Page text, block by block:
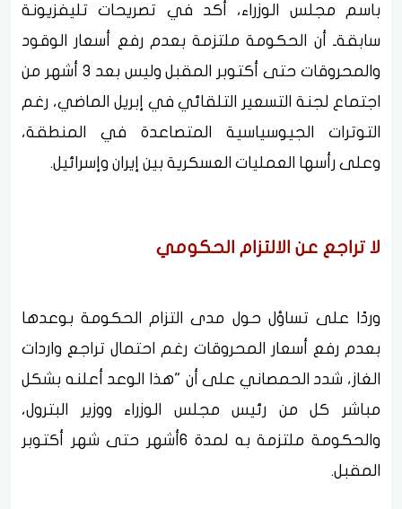
باسم مجلس الوزراء، أكد في تصريحات تليفزيونة
سابقةـ أن الحكومة ملتزمة بعدم رفع أسعار الوقود
والمحروقات حتى أكتوبر المقبل وليس بعد 3 أشهر من
اجتماع لجنة التسعير التلقائي في إبريل الماضي، رغم
التوترات الجيوسياسية المتصاعدة في المنطقة،
وعلى رأسها العمليات العسكرية بين إيران وإسرائيل.
لا تراجع عن الالتزام الحكومي
وردًا على تساؤل حول مدى التزام الحكومة بوعدها
بعدم رفع أسعار المحروقات رغم احتمال تراجع واردات
الغاز، شدد الحمصاني على أن "هذا الوعد أعلنه بشكل
مباشر كل من رئيس مجلس الوزراء ووزير البترول،
والحكومة ملتزمة به لمدة 6أشهر حتى شهر أكتوبر
المقبل.